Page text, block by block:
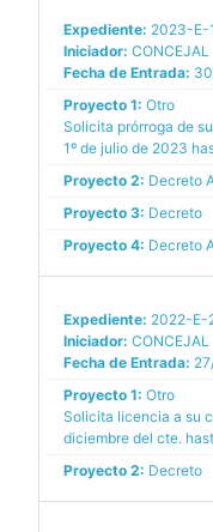
Expediente: 2023-E-
Iniciador: CONCEJAL
Fecha de Entrada:
Proyecto 1: Otro
Solicita prórroga de
1º de julio de 2023
Proyecto 2: Decreto
Proyecto 3: Decreto
Proyecto 4: Decreto
Expediente: 2022-E-
Iniciador: CONCEJAL
Fecha de Entrada:
Proyecto 1: Otro
Solicita licencia a su
diciembre del cte.
Proyecto 2: Decreto